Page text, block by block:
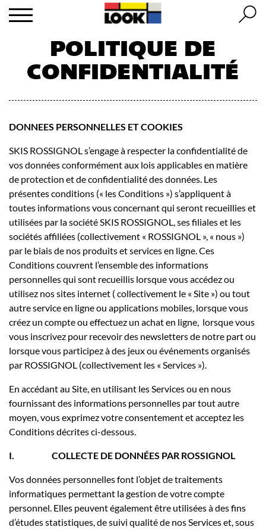
POLITIQUE DE
CONFIDENTIALITÉ
DONNEES PERSONNELLES ET COOKIES
SKIS ROSSIGNOL s’engage à respecter la confidentialité de
vos données conformément aux lois applicables en matière
de protection et de confidentialité des données. Les
présentes conditions (« les Conditions ») s’appliquent à
toutes informations vous concernant qui seront recueillies et
utilisées par la société SKIS ROSSIGNOL, ses filiales et les
sociétés affiliées (collectivement « ROSSIGNOL », « nous »)
par le biais de nos produits et services en ligne. Ces
Conditions couvrent l’ensemble des informations
personnelles qui sont recueillis lorsque vous accédez ou
utilisez nos sites internet ( collectivement le « Site ») ou tout
autre service en ligne ou applications mobiles, lorsque vous
créez un compte ou effectuez un achat en ligne, lorsque vous
vous inscrivez pour recevoir des newsletters de notre part ou
lorsque vous participez à des jeux ou événements organisés
par ROSSIGNOL (collectivement les « Services »).
En accédant au Site, en utilisant les Services ou en nous
fournissant des informations personnelles par tout autre
moyen, vous exprimez votre consentement et acceptez les
Conditions décrites ci-dessous.
I. COLLECTE DE DONNÉES PAR ROSSIGNOL
Vos données personnelles font l’objet de traitements
informatiques permettant la gestion de votre compte
personnel. Elles peuvent également être utilisées à des fins
d’études statistiques, de suivi qualité de nos Services et, sous